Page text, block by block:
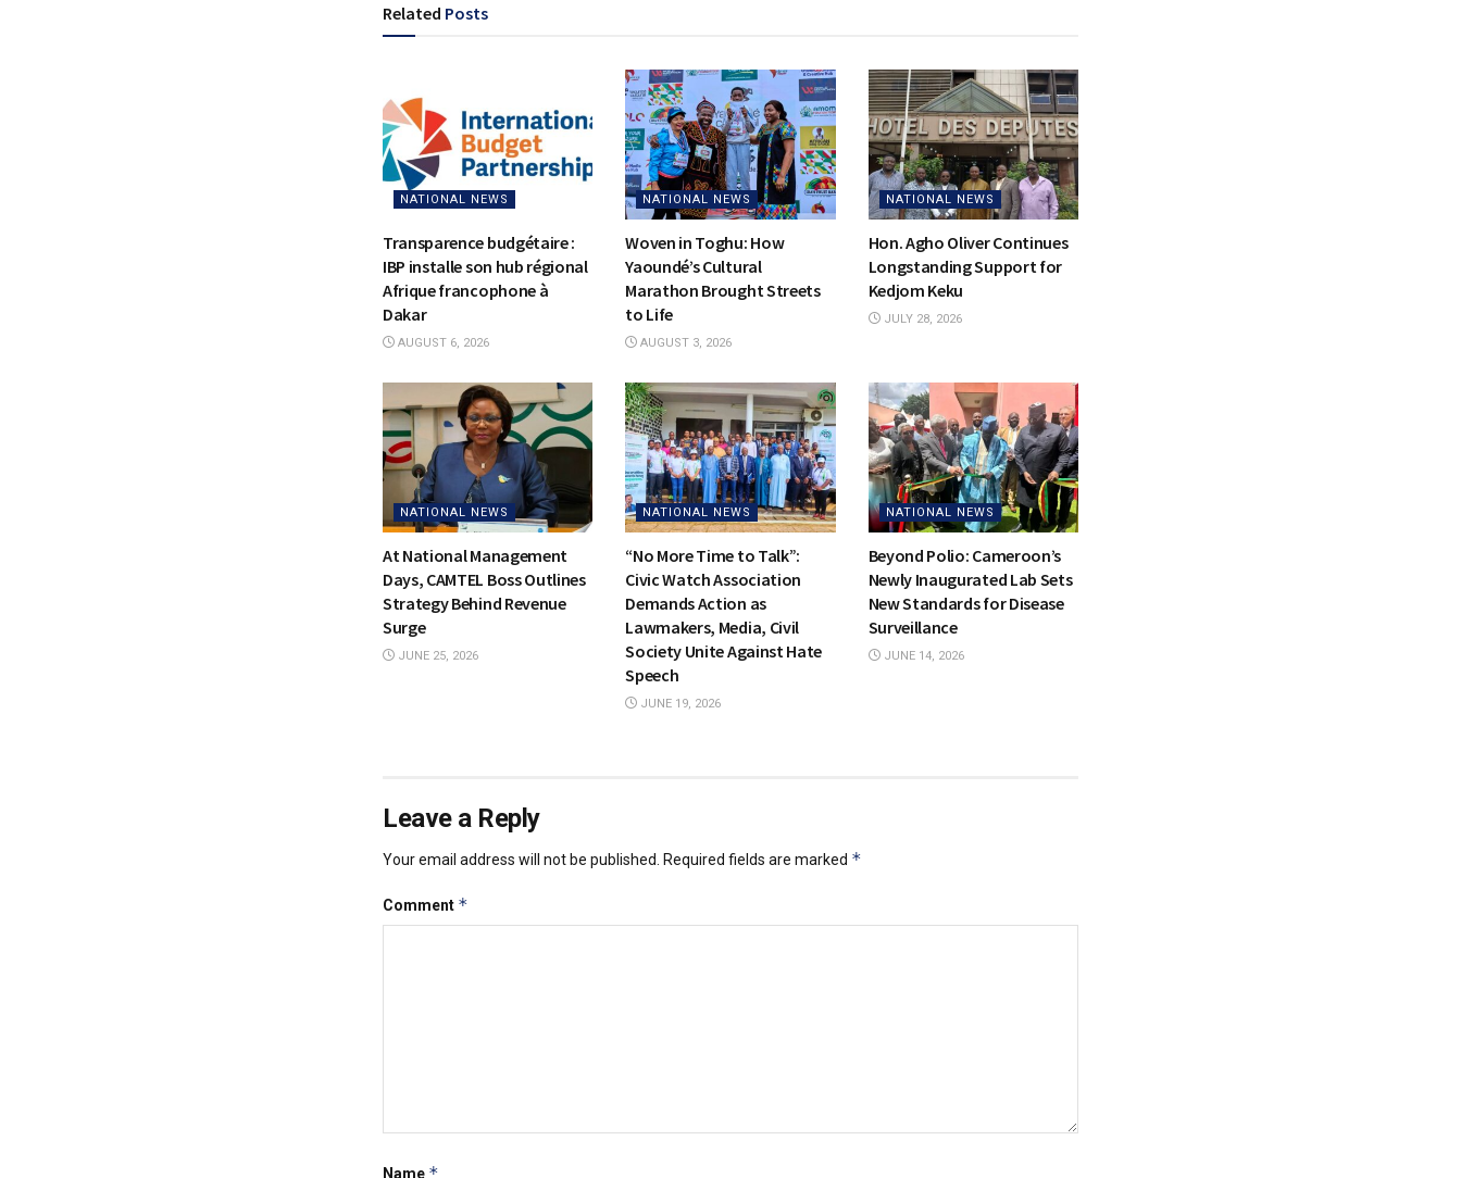
Related Posts
NATIONAL NEWS
Transparence budgétaire :
IBP installe son hub régional
Afrique francophone à
Dakar
AUGUST 6, 2026
NATIONAL NEWS
Woven in Toghu: How
Yaoundé’s Cultural
Marathon Brought Streets
to Life
AUGUST 3, 2026
NATIONAL NEWS
Hon. Agho Oliver Continues
Longstanding Support for
Kedjom Keku
JULY 28, 2026
NATIONAL NEWS
At National Management
Days, CAMTEL Boss Outlines
Strategy Behind Revenue
Surge
JUNE 25, 2026
NATIONAL NEWS
“No More Time to Talk”:
Civic Watch Association
Demands Action as
Lawmakers, Media, Civil
Society Unite Against Hate
Speech
JUNE 19, 2026
NATIONAL NEWS
Beyond Polio: Cameroon’s
Newly Inaugurated Lab Sets
New Standards for Disease
Surveillance
JUNE 14, 2026
Leave a Reply
Your email address will not be published. Required fields are marked *
Comment *
Name *